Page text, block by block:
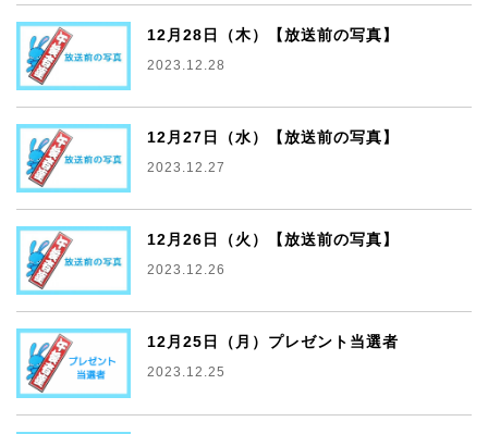
12月28日（木）【放送前の写真】
2023.12.28
12月27日（水）【放送前の写真】
2023.12.27
12月26日（火）【放送前の写真】
2023.12.26
12月25日（月）プレゼント当選者
2023.12.25